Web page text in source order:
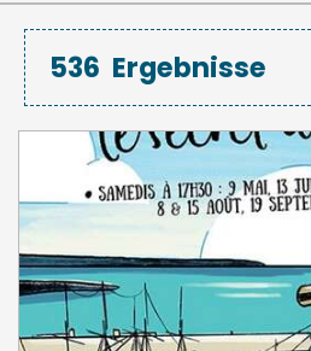
536 Ergebnisse